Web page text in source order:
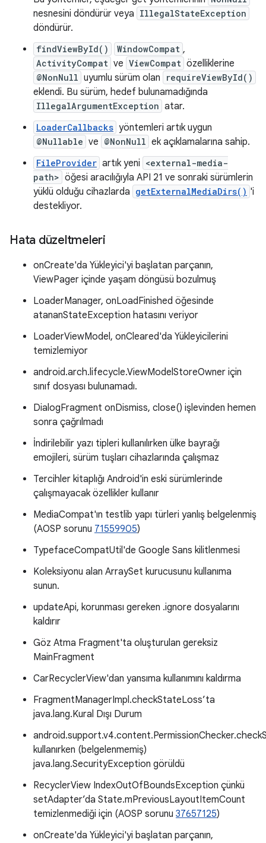
nesnesini döndürür veya IllegalStateException
döndürür.
findViewById() WindowCompat ,
ActivityCompat ve ViewCompat özelliklerine
@NonNull uyumlu sürüm olan requireViewById()
eklendi. Bu sürüm, hedef bulunamadığında
IllegalArgumentException atar.
LoaderCallbacks yöntemleri artık uygun
@Nullable ve @NonNull ek açıklamalarına sahip.
FileProvider artık yeni <external-media-
path> öğesi aracılığıyla API 21 ve sonraki sürümlerin
yüklü olduğu cihazlarda getExternalMediaDirs() 'i
destekliyor.
Hata düzeltmeleri
onCreate'da Yükleyici'yi başlatan parçanın,
ViewPager içinde yaşam döngüsü bozulmuş
LoaderManager, onLoadFinished öğesinde
atananStateException hatasını veriyor
LoaderViewModel, onCleared'da Yükleyicilerini
temizlemiyor
android.arch.lifecycle.ViewModelStoreOwner için
sınıf dosyası bulunamadı.
DialogFragment onDismiss, close() işlevinden hemen
sonra çağrılmadı
İndirilebilir yazı tipleri kullanılırken ülke bayrağı
emojileri, sürüm tuşları cihazlarında çalışmaz
Tercihler kitaplığı Android'in eski sürümlerinde
çalışmayacak özellikler kullanır
MediaCompat'ın testlib yapı türleri yanlış belgelenmiş
(AOSP sorunu 71559905)
TypefaceCompatUtil'de Google Sans kilitlenmesi
Koleksiyonu alan ArraySet kurucusunu kullanıma
sunun.
updateApi, korunması gereken .ignore dosyalarını
kaldırır
Göz Atma Fragment'ta oluşturulan gereksiz
MainFragment
CarRecyclerView'dan yansıma kullanımını kaldırma
FragmentManagerImpl.checkStateLoss’ta
java.lang.Kural Dışı Durum
kullanırken (belgelenmemiş)
java.lang.SecurityException görüldü
RecyclerView IndexOutOfBoundsException çünkü
setAdapter’da State.mPreviousLayoutItemCount
temizlenmediği için (AOSP sorunu 37657125)
onCreate'da Yükleyici'yi başlatan parçanın,